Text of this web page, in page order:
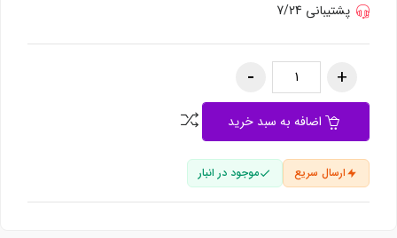
پشتیبانی 7/24
اضافه به سبد خرید
ارسال سریع موجود در انبار